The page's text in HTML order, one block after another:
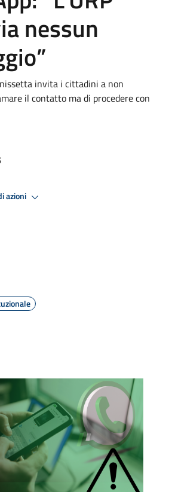
nessun
invita i cittadini a non
il contatto ma di procedere con
azioni